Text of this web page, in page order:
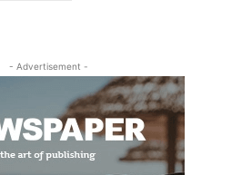
- Advertisement -